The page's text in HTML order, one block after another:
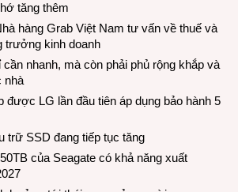
tăng thêm
hàng Grab Việt Nam tư vấn về thuế và
trưởng kinh doanh
cần nhanh, mà còn phải phủ rộng khắp và
nhà
được LG lần đầu tiên áp dụng bảo hành 5
trữ SSD đang tiếp tục tăng
của Seagate có khả năng xuất